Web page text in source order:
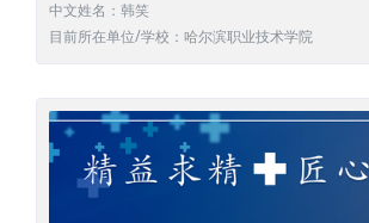
中文姓名：韩笑
目前所在单位/学校：哈尔滨职业技术学院